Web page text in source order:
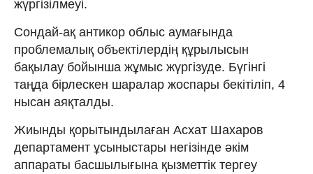
жүргізілмеуі.
Сондай-ақ антикор облыс аумағында
проблемалық объектілердің құрылысын
бақылау бойынша жұмыс жүргізуде. Бүгінгі
таңда бірлескен шаралар жоспары бекітіліп, 4
нысан аяқталды.
Жиынды қорытындылаған Асхат Шахаров
департамент ұсыныстары негізінде әкім
аппараты басшылығына қызметтік тергеу